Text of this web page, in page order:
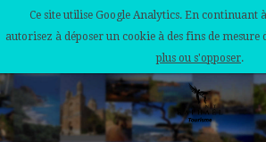
Ce site utilise Google Analytics. En continuant
autorisez à déposer un cookie à des fins de mesure
plus ou s'opposer.